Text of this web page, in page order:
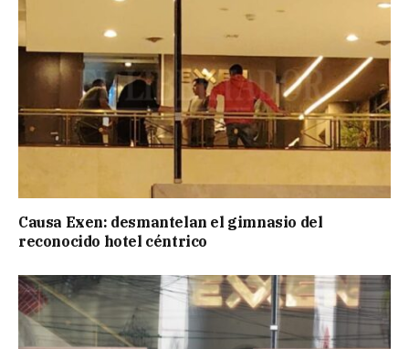
Causa Exen: desmantelan el gimnasio del
reconocido hotel céntrico